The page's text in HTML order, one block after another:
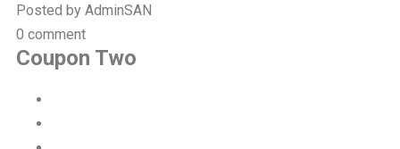
Posted by AdminSAN
0 comment
Coupon Two